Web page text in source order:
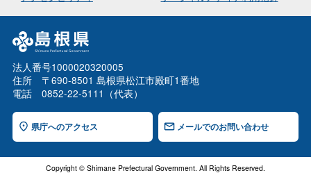
法人番号1000020320005
住所 〒690-8501 島根県松江市殿町1番地
電話 0852-22-5111（代表）
県庁へのアクセス メールでのお問い合わせ
Copyright © Shimane Prefectural Government. All Rights Reserved.